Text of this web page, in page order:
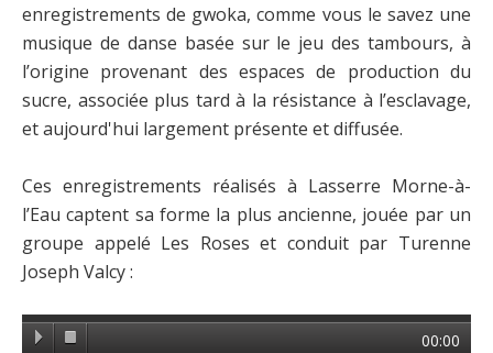
enregistrements de gwoka, comme vous le savez une
musique de danse basée sur le jeu des tambours, à
l’origine provenant des espaces de production du
sucre, associée plus tard à la résistance à l’esclavage,
et aujourd'hui largement présente et diffusée.
Ces enregistrements réalisés à Lasserre Morne-à-
l’Eau captent sa forme la plus ancienne, jouée par un
groupe appelé Les Roses et conduit par Turenne
Joseph Valcy :
00:00